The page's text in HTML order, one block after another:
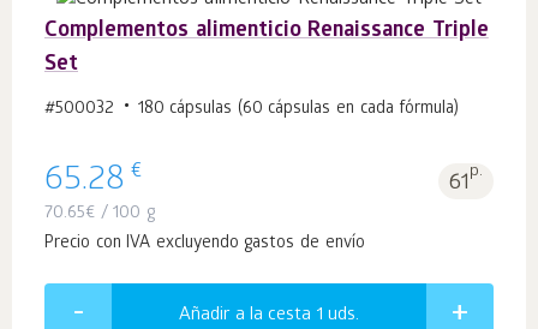
Complementos alimenticio Renaissance Triple
Set
#500032 180 cápsulas (60 cápsulas en cada fórmula)
65.28 € 61p.
70.65€ / 100 g
Precio con IVA excluyendo gastos de envío
Añadir a la cesta 1 uds.